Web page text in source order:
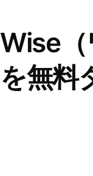
Wise
を無料